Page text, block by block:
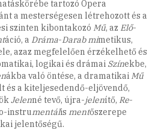
tartozó Opera
a mesterségesen létrehozott és a
szinten kibontakozó Mű, az Elő-
áció, a Dráma-Darab mimetikus,
azaz megfelelően érzékelhető és
logikai és drámai Színekbe,
ákba való öntése, a dramatikai Mű
és a kiteljesedendő-eljövendő,
Jelenné tevő, újra-jelenítő, Re-
instrumentális mentőszerepe
jelentőségű.